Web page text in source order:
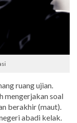
ruang ujian.
mengerjakan soal
berakhir (maut).
abadi kelak.